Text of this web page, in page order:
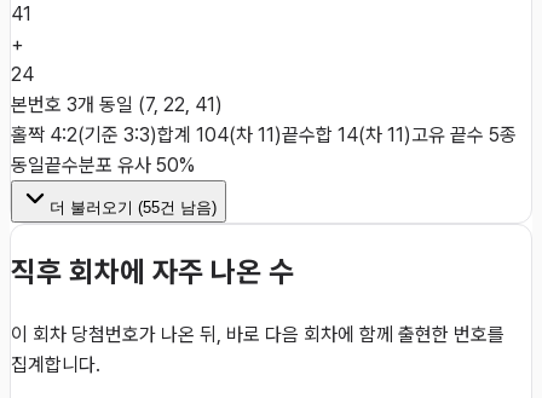
41
+
24
본번호 3개 동일 (7, 22, 41)
홀짝 4:2(기준 3:3)합계 104(차 11)끝수합 14(차 11)고유 끝수 5종
동일끝수분포 유사 50%
더 불러오기 (55건 남음)
직후 회차에 자주 나온 수
이 회차 당첨번호가 나온 뒤, 바로 다음 회차에 함께 출현한 번호를
집계합니다.